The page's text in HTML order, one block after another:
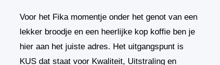
Voor het Fika momentje onder het genot van een
lekker broodje en een heerlijke kop koffie ben je
hier aan het juiste adres. Het uitgangspunt is
KUS dat staat voor Kwaliteit, Uitstraling en